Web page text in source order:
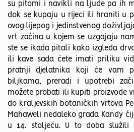
su pitomi i navikli na ljude pa ih
dok se kupaju u rijeci ili hraniti u
ovog lijepog i jedinstvenog
vrt začina u kojem se uzgajaju
ste se ikada pitali kako izgleda
ili kave sada ćete imati priliku
pratnji djelatnika koji će vam
biljkama, preradi i upotrebi
možete probati ili kupiti proizvode
do kraljevskih botaničkih vrtova
Mahaweli nedaleko grada Kandy
u 14. stoljeću. U to doba služili